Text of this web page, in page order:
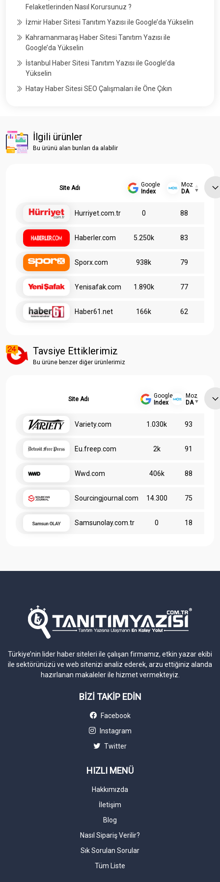
Felaketlerinden Nasıl Korursunuz ?
İzmir Haber Sitesi Tanıtım Yazısı ile Google’da Yükselin
Kahramanmaraş Haber Sitesi Tanıtım Yazısı ile
Google’da Yükselin
İstanbul Haber Sitesi Tanıtım Yazısı ile Google’da
Yükselin
Hatay Haber Sitesi SEO Çalışmaları ile Öne Çıkın
İlgili ürünler
Bu ürünü alan bunları da alabilir
Site Adı
Google
Index
Moz
DA
Hurriyet.com.tr 0 88
Haberler.com 5.250k 83
Sporx.com 938k 79
Yenisafak.com 1.890k 77
Haber61.net 166k 62
Tavsiye Ettiklerimiz
Bu ürüne benzer diğer ürünlerimiz
Site Adı
Google
Index
Moz
DA
Variety.com 1.030k 93
Eu.freep.com 2k 91
Wwd.com 406k 88
Sourcingjournal.com 14.300 75
Samsunolay.com.tr 0 18
Türkiye’nin lider haber siteleri ile çalışan firmamız, etkin yazar ekibi
ile sektörünüzü ve web sitenizi analiz ederek, arzu ettiğiniz alanda
hazırlanan makaleler ile hizmet vermekteyiz.
BİZİ TAKİP EDİN
Facebook
Instagram
Twitter
HIZLI MENÜ
Hakkımızda
İletişim
Blog
Nasıl Sipariş Verilir?
Sık Sorulan Sorular
Tüm Liste